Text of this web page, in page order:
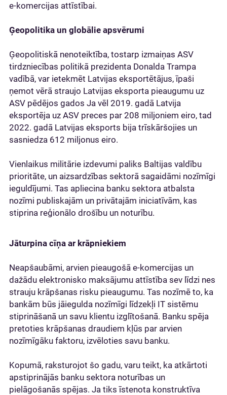
e-komercijas attīstībai.
Ģeopolitika un globālie apsvērumi
Ģeopolitiskā nenoteiktība, tostarp izmaiņas ASV
tirdzniecības politikā prezidenta Donalda Trampa
vadībā, var ietekmēt Latvijas eksportētājus, īpaši
ņemot vērā straujo Latvijas eksporta pieaugumu uz
ASV pēdējos gados Ja vēl 2019. gadā Latvija
eksportēja uz ASV preces par 208 miljoniem eiro, tad
2022. gadā Latvijas eksports bija trīskāršojies un
sasniedza 612 miljonus eiro.
Vienlaikus militārie izdevumi paliks Baltijas valdību
prioritāte, un aizsardzības sektorā sagaidāmi nozīmīgi
ieguldījumi. Tas apliecina banku sektora atbalsta
nozīmi publiskajām un privātajām iniciatīvām, kas
stiprina reģionālo drošību un noturību.
Jāturpina cīņa ar krāpniekiem
Neapšaubāmi, arvien pieaugošā e-komercijas un
dažādu elektronisko maksājumu attīstība sev līdzi nes
strauju krāpšanas risku pieaugumu. Tas nozīmē to, ka
bankām būs jāiegulda nozīmīgi līdzekļi IT sistēmu
stiprināšanā un savu klientu izglītošanā. Banku spēja
pretoties krāpšanas draudiem kļūs par arvien
nozīmīgāku faktoru, izvēloties savu banku.
Kopumā, raksturojot šo gadu, varu teikt, ka atkārtoti
apstiprinājās banku sektora noturības un
pielāgošanās spējas. Ja tiks īstenota konstruktīva